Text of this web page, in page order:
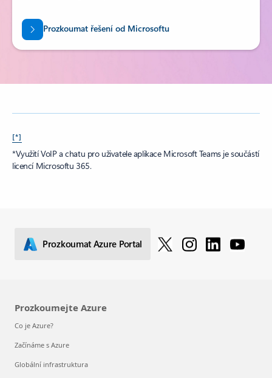
Prozkoumat řešení od Microsoftu
[*]
*Využití VoIP a chatu pro uživatele aplikace Microsoft Teams je součástí
licencí Microsoftu 365.
Prozkoumat Azure Portal
Prozkoumejte Azure
Co je Azure?
Začínáme s Azure
Globální infrastruktura